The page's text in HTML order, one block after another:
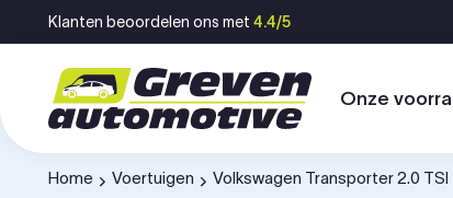
Ga naar inhoud
Klanten beoordelen ons met 4.4/5
Onze
Home
-
Voertuigen
-
Volkswagen Transporter 2.0 TSI